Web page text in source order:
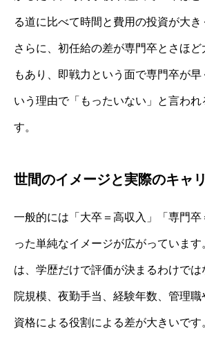
る道に比べて時間と費用の投資が大き
さらに、初任給の差が専門卒とさほど
もあり、即戦力という面で専門卒が早
いう理由で「もったいない」と言われ
す。
世間のイメージと実際のキャ
一般的には「大卒＝高収入」「専門卒
った単純なイメージが広がっています
は、学歴だけで評価が決まるわけで
院規模、夜勤手当、経験年数、管理
資格による役割による差が大きいです